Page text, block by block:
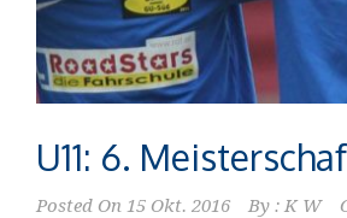
U11: 6.
Posted On 15 Okt. 2016 By : K W